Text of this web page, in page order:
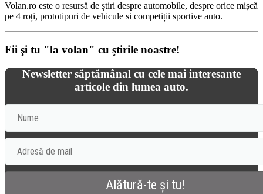
Volan.ro este o resursă de știri despre automobile, despre orice mișcă
pe 4 roți, prototipuri de vehicule si competiții sportive auto.
Fii şi tu "la volan" cu ştirile noastre!
Newsletter săptămânal cu cele mai interesante
articole din lumea auto.